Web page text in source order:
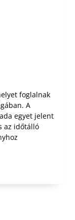
foglalnak
A
egyet jelent
az időtálló